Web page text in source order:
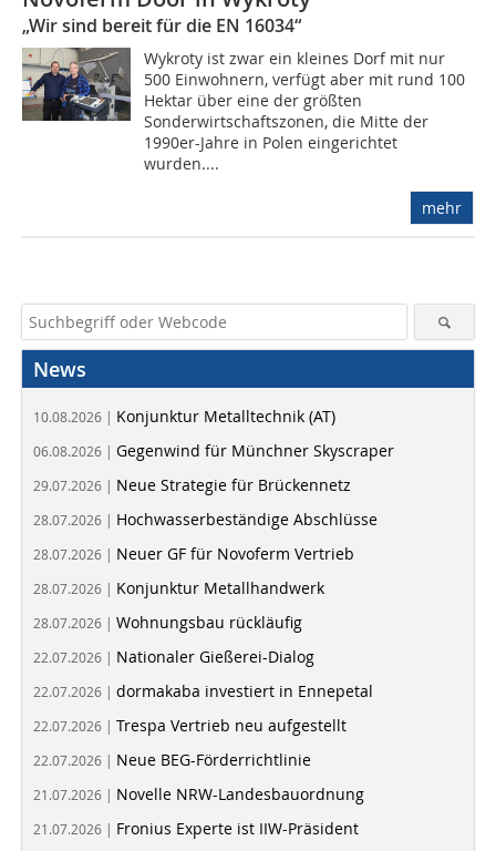
„Wir sind bereit für die EN 16034“
Wykroty ist zwar ein kleines Dorf mit nur
500 Einwohnern, verfügt aber mit rund 100
Hektar über eine der größten
Sonderwirtschaftszonen, die Mitte der
1990er-Jahre in Polen eingerichtet
wurden....
mehr
News
10.08.2026 | Konjunktur Metalltechnik (AT)
06.08.2026 | Gegenwind für Münchner Skyscraper
29.07.2026 | Neue Strategie für Brückennetz
28.07.2026 | Hochwasserbeständige Abschlüsse
28.07.2026 | Neuer GF für Novoferm Vertrieb
28.07.2026 | Konjunktur Metallhandwerk
28.07.2026 | Wohnungsbau rückläufig
22.07.2026 | Nationaler Gießerei-Dialog
22.07.2026 | dormakaba investiert in Ennepetal
22.07.2026 | Trespa Vertrieb neu aufgestellt
22.07.2026 | Neue BEG-Förderrichtlinie
21.07.2026 | Novelle NRW-Landesbauordnung
21.07.2026 | Fronius Experte ist IIW-Präsident